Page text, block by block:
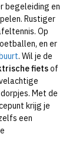
begeleiding en
Rustiger
Op
en er
. Wil je de
fietsof
Met de
krijg je
een